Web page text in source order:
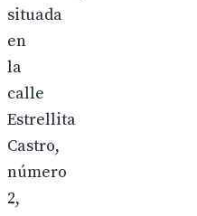
situada
en
la
calle
Estrellita
Castro,
número
2,